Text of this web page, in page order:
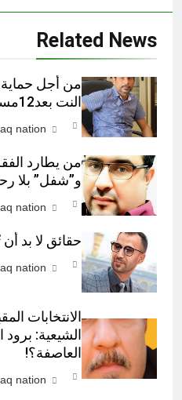
Related News
من أجل حماية
النت بعد12مساءً ….
nation
من يطارد
و”شفل” بلا
nation
حقائق لا بد
nation
الانتخابات
الشيعية:
العاصفة؟!
nation